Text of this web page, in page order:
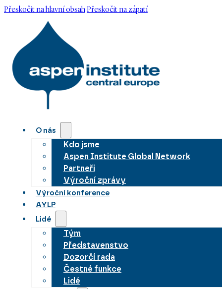
Přeskočit na hlavní obsahPřeskočit na zápatí
O nás
Kdo jsme
Aspen Institute Global Network
Partneři
Výroční zprávy
Výroční konference
AYLP
Lidé
Tým
Představenstvo
Dozorčí rada
Čestné funkce
Lidé